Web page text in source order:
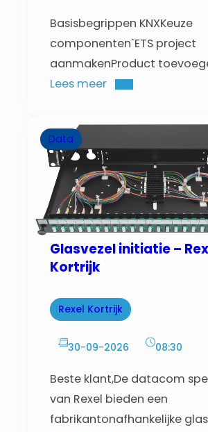
Basisbegrippen KNXKeuze
componenten`ETS project
aanmakenProduct
projectGroep adressen
exporterenDiagnose
Lees meer
Data
Glasvezel initiatie –
Kortrijk
Rexel Kortrijk
30-09-2026 08:30
Beste klant,De datacom
van Rexel bieden een
fabrikantonafhankelijke